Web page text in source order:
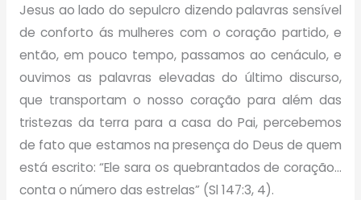
Jesus ao lado do sepulcro dizendo palavras sensível
de conforto ás mulheres com o coração partido, e
então, em pouco tempo, passamos ao cenáculo, e
ouvimos as palavras elevadas do último discurso,
que transportam o nosso coração para além das
tristezas da terra para a casa do Pai, percebemos
de fato que estamos na presença do Deus de quem
está escrito: “Ele sara os quebrantados de coração…
conta o número das estrelas” (Sl 147:3, 4).